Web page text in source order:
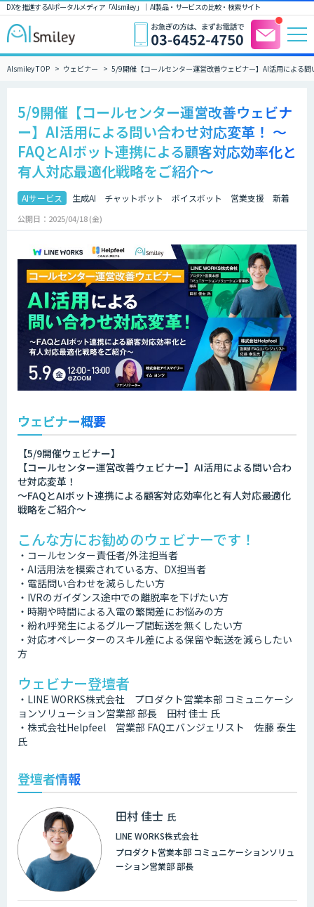
DXを推進するAIポータルメディア「AIsmiley」｜ AI製品・サービスの比較・検索サイト
AIsmiley TOP ウェビナー 5/9開催【コールセンター運営改善ウェビナー】AI活用による
5/9開催【コールセンター運営改善ウェビナ
ー】AI活用による問い合わせ対応変革！ ～
FAQとAIボット連携による顧客対応効率化と
有人対応最適化戦略をご紹介～
AIサービス 生成AI チャットボット ボイスボット 営業支援 新着
公開日：2025/04/18 (金)
ウェビナー概要
【5/9開催ウェビナー】
【コールセンター運営改善ウェビナー】AI活用による問い合わ
せ対応変革！
～FAQとAIボット連携による顧客対応効率化と有人対応最適化
戦略をご紹介～
こんな方にお勧めのウェビナーです！
・コールセンター責任者/外注担当者
・AI活用法を模索されている方、DX担当者
・電話問い合わせを減らしたい方
・IVRのガイダンス途中での離脱率を下げたい方
・時期や時間による入電の繁閑差にお悩みの方
・紛れ呼発生によるグループ間転送を無くしたい方
・対応オペレーターのスキル差による保留や転送を減らしたい
方
ウェビナー登壇者
・LINE WORKS株式会社 プロダクト営業本部 コミュニケーシ
ョンソリューション営業部 部長 田村 佳士 氏
・株式会社Helpfeel 営業部 FAQエバンジェリスト 佐藤 泰生
氏
登壇者情報
田村 佳士 氏
LINE WORKS株式会社
プロダクト営業本部 コミュニケーションソリュ
ーション営業部 部長